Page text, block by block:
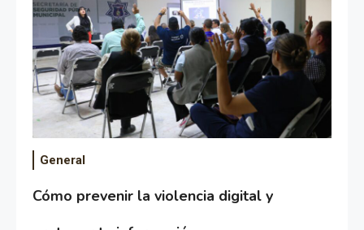
General
Cómo prevenir la violencia digital y